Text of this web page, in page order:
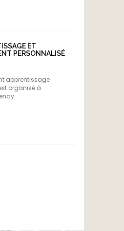
ET
PERSONNALISÉ
apprentissage
organisé à